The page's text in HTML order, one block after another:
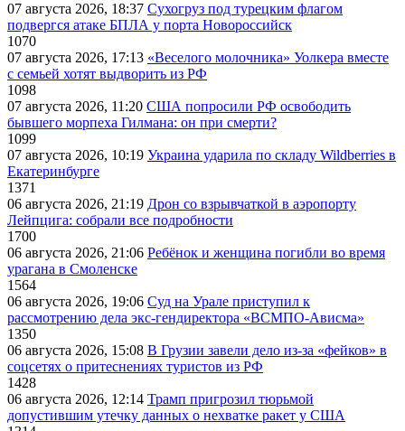
07 августа 2026, 18:37 Сухогруз под турецким флагом
подвергся атаке БПЛА у порта Новороссийск
1070
07 августа 2026, 17:13 «Веселого молочника» Уолкера вместе
с семьей хотят выдворить из РФ
1098
07 августа 2026, 11:20 США попросили РФ освободить
бывшего морпеха Гилмана: он при смерти?
1099
07 августа 2026, 10:19 Украина ударила по складу Wildberries в
Екатеринбурге
1371
06 августа 2026, 21:19 Дрон со взрывчаткой в аэропорту
Лейпцига: собрали все подробности
1700
06 августа 2026, 21:06 Ребёнок и женщина погибли во время
урагана в Смоленске
1564
06 августа 2026, 19:06 Суд на Урале приступил к
рассмотрению дела экс-гендиректора «ВСМПО-Ависма»
1350
06 августа 2026, 15:08 В Грузии завели дело из-за «фейков» в
соцсетях о притеснениях туристов из РФ
1428
06 августа 2026, 12:14 Трамп пригрозил тюрьмой
допустившим утечку данных о нехватке ракет у США